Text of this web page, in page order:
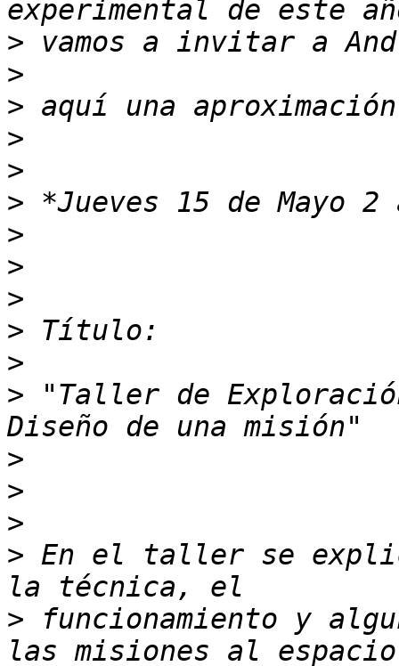
>
>
>
>
>
>
>
>
>
>
>
> "Taller de
>
>
>
> En el taller se
> funcionamiento y